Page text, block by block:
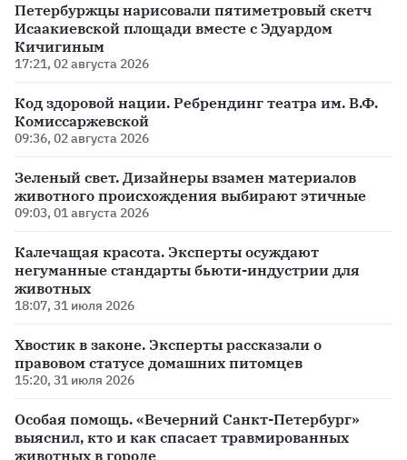
Петербуржцы нарисовали пятиметровый скетч
Исаакиевской площади вместе с Эдуардом
Кичигиным
17:21, 02 августа 2026
Код здоровой нации. Ребрендинг театра им. В.Ф.
Комиссаржевской
09:36, 02 августа 2026
Зеленый свет. Дизайнеры взамен материалов
животного происхождения выбирают этичные
09:03, 01 августа 2026
Калечащая красота. Эксперты осуждают
негуманные стандарты бьюти-индустрии для
животных
18:07, 31 июля 2026
Хвостик в законе. Эксперты рассказали о
правовом статусе домашних питомцев
15:20, 31 июля 2026
Особая помощь. «Вечерний Санкт-Петербург»
выяснил, кто и как спасает травмированных
животных в городе